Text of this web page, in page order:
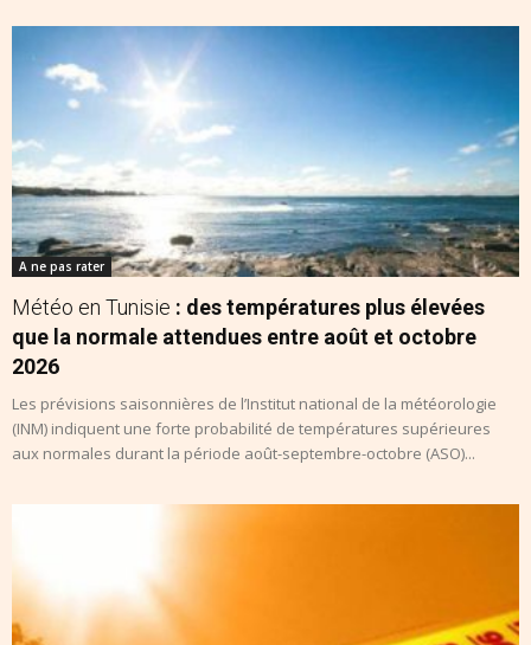
A ne pas rater
Météo en Tunisie : des températures plus élevées
que la normale attendues entre août et octobre
2026
Les prévisions saisonnières de l’Institut national de la météorologie
(INM) indiquent une forte probabilité de températures supérieures
aux normales durant la période août-septembre-octobre (ASO)...